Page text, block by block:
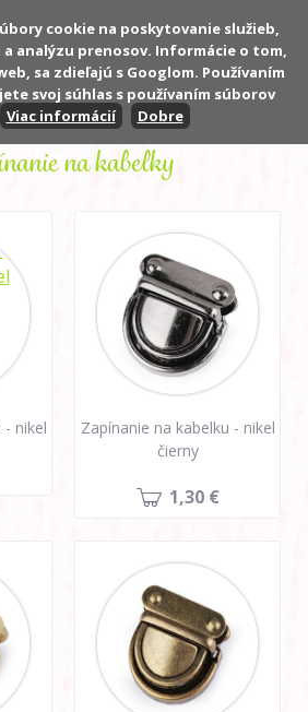
Počet:0 ks
Cena: 0,00 €
na kabelky
- nikel
Zapínanie na kabelku - nikel
čierny
1,30 €
cookie na poskytovanie služieb,
analýzu prenosov. Informácie o tom,
sa zdieľajú s Googlom. Používaním
svoj súhlas s používaním súborov
Viac informácií Dobre